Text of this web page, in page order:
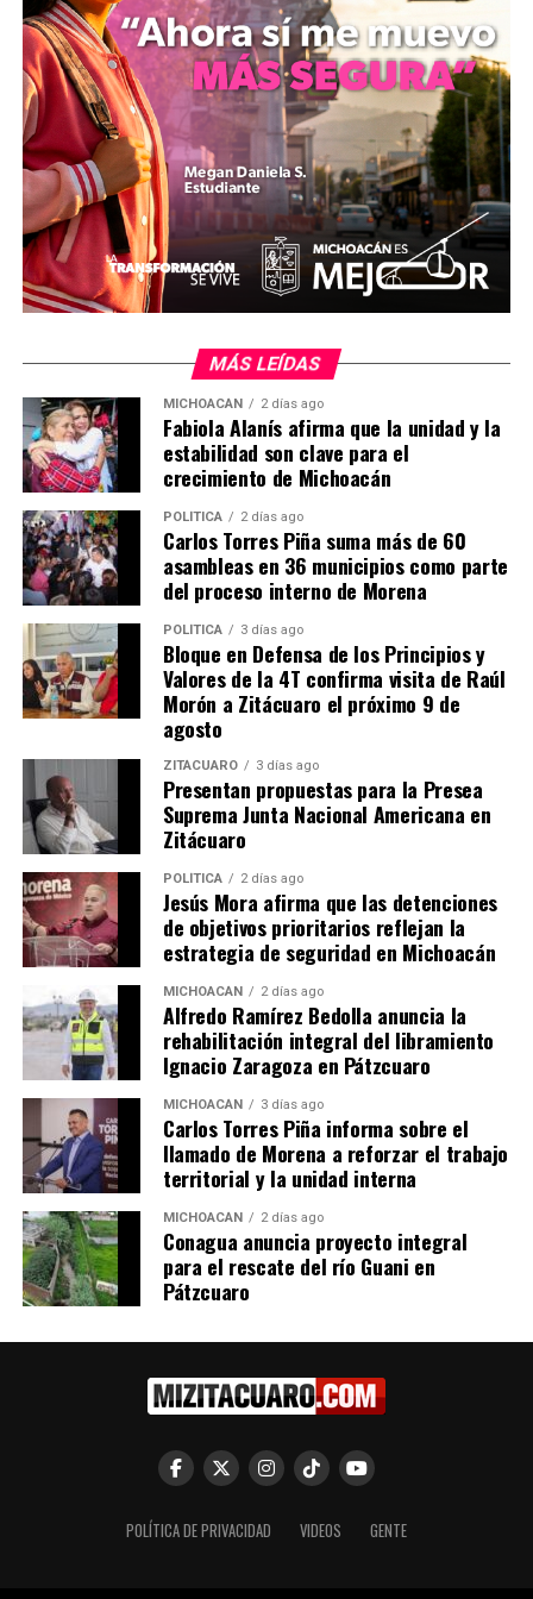
de la experiencia migratoria. Asimismo, el montaje
incorpora una selección de 20 piezas representativas de
una donación global de 200 máscaras otorgada por los
coleccionistas Pat Alzobaie y Thomas Yost,
consolidando un espacio de intercambio y diálogo sobre
la identidad binacional.
Comparte con:
Me gusta esto:
Relacionado
Exposición de la Secum
explora la identidad
migrante y diversidad a
través de máscaras
3 marzo, 2026
En "Michoacán"
Lucila Martínez y Erik Juárez
se reúnen con migrantes en
Illinois
23 junio, 2019
En "Michoacán"
Apoya Gobierno estatal en la
migrantes que residen en EU
MÁS LEÍDAS
MICHOACÁN 2 días ago
Fabiola Alanís afirma que la unidad y la
estabilidad son clave para el
crecimiento de Michoacán
POLÍTICA 2 días ago
Carlos Torres Piña suma más de 60
asambleas en 36 municipios como parte
del proceso interno de Morena
POLÍTICA 3 días ago
Bloque en Defensa de los Principios y
Valores de la 4T confirma visita de Raúl
Morón a Zitácuaro el próximo 9 de
agosto
ZITÁCUARO 3 días ago
Presentan propuestas para la Presea
Suprema Junta Nacional Americana en
Zitácuaro
POLÍTICA 2 días ago
Jesús Mora afirma que las detenciones
de objetivos prioritarios reflejan la
estrategia de seguridad en Michoacán
MICHOACÁN 2 días ago
Alfredo Ramírez Bedolla anuncia la
rehabilitación integral del libramiento
Ignacio Zaragoza en Pátzcuaro
MICHOACÁN 3 días ago
Carlos Torres Piña informa sobre el
llamado de Morena a reforzar el trabajo
territorial y la unidad interna
MICHOACÁN 2 días ago
Conagua anuncia proyecto integral
para el rescate del río Guani en
Pátzcuaro
POLÍTICA DE PRIVACIDAD VIDEOS GENTE